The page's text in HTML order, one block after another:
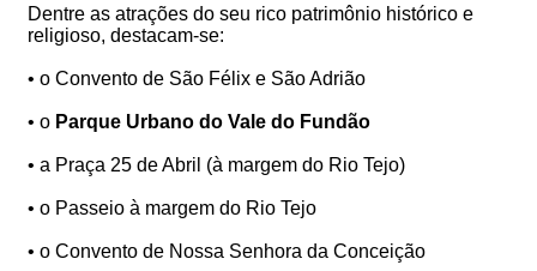
Dentre as atrações do seu rico patrimônio histórico e
religioso, destacam-se:
• o Convento de São Félix e São Adrião
• o Parque Urbano do Vale do Fundão
• a Praça 25 de Abril (à margem do Rio Tejo)
• o Passeio à margem do Rio Tejo
• o Convento de Nossa Senhora da Conceição